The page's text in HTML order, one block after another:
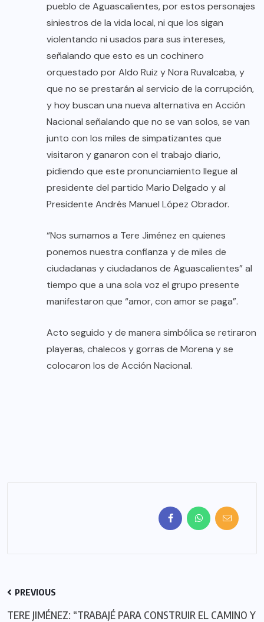
pueblo de Aguascalientes, por estos personajes
siniestros de la vida local, ni que los sigan
violentando ni usados para sus intereses,
señalando que esto es un cochinero
orquestado por Aldo Ruiz y Nora Ruvalcaba, y
que no se prestarán al servicio de la corrupción,
y hoy buscan una nueva alternativa en Acción
Nacional señalando que no se van solos, se van
junto con los miles de simpatizantes que
visitaron y ganaron con el trabajo diario,
pidiendo que este pronunciamiento llegue al
presidente del partido Mario Delgado y al
Presidente Andrés Manuel López Obrador.
“Nos sumamos a Tere Jiménez en quienes
ponemos nuestra confianza y de miles de
ciudadanas y ciudadanos de Aguascalientes” al
tiempo que a una sola voz el grupo presente
manifestaron que “amor, con amor se paga”.
Acto seguido y de manera simbólica se retiraron
playeras, chalecos y gorras de Morena y se
colocaron los de Acción Nacional.
PREVIOUS
TERE JIMÉNEZ: “TRABAJÉ PARA CONSTRUIR EL CAMINO Y